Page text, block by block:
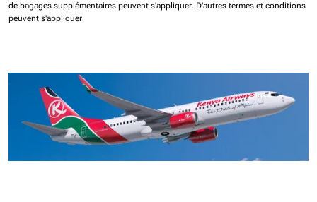
de bagages supplémentaires peuvent s'appliquer. D'autres termes et conditions
peuvent s'appliquer